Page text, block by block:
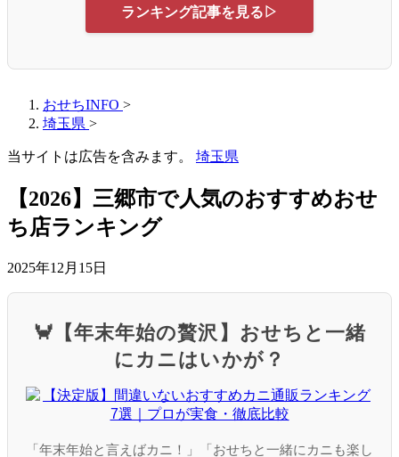
ランキング記事を見る▷
おせちINFO >
埼玉県 >
当サイトは広告を含みます。 埼玉県
【2026】三郷市で人気のおすすめおせ
ち店ランキング
2025年12月15日
🦀【年末年始の贅沢】おせちと一緒
にカニはいかが？
「年末年始と言えばカニ！」「おせちと一緒にカニも楽し